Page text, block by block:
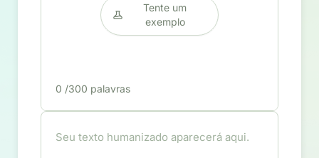
Tente um
exemplo
0 /300 palavras
Seu texto humanizado aparecerá aqui.